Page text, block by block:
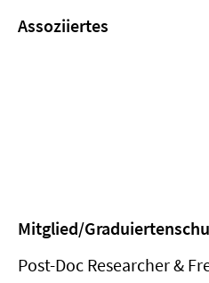
Assoziiertes
Mitglied/
Post-Doc Researcher &